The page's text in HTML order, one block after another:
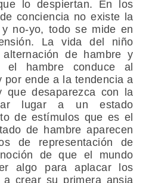
lo despiertan. En los
conciencia no existe la
no-yo, todo se mide en
La vida del niño
de hambre y
el hambre conduce al
por ende a la tendencia a
que desaparezca con la
lugar a un estado
de estímulos que es el
de hambre aparecen
de representación de
de que el mundo
algo para aplacar los
a crear su primera ansia